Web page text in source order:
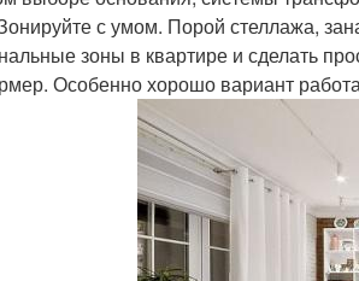
с умом. Порой стеллажа,
зоны в квартире и сделать
Особенно хорошо вариант